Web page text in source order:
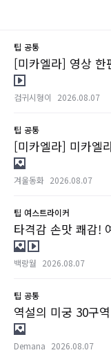
팁 공통
[미카엘라] 영상
검귀시형이 2026.08.07
팁 공통
[미카엘라] 미카엘
겨울동화 2026.08.07
팁 여스트라이커
타격감 손맛 쾌감!
백랑월 2026.08.07
팁 공통
역설의 미궁 30구
Demana 2026.08.07